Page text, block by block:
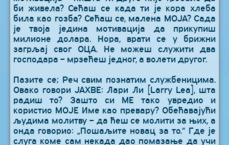
би живела? Сећаш се када ти је кора хлеба
била као гозба? Сећаш се, малена МОЈА? Сада
је твоја једина мотивација да прикупиш
милионе долара. Нора, врати се у брижни
загрљај свог ОЦА. Не можеш служити два
господара – мрзећеш једног, а волети другог.
Пазите се; Реч свим познатим службеницима.
Овако говори ЈАХВЕ: Лари Ли [Larry Lea], шта
радиш то? Зашто си МЕ тако увредио и
користио МОЈЕ Име као превару? Обећавајући
људима молитву – да ћеш се молити за њих, а
онда говорио: „Пошаљите новац за то.“ Где је
слуга коме сам некада дао помазање да учи